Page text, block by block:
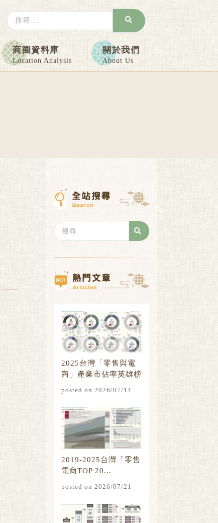
Search
...
商圈資料庫
Location Analysis
關於我們
About Us
Search
...
2025台灣「零售與電
商」產業市佔率英雄榜
posted on 2026/07/14
2019-2025台灣「零售
電商TOP 20...
posted on 2026/07/21